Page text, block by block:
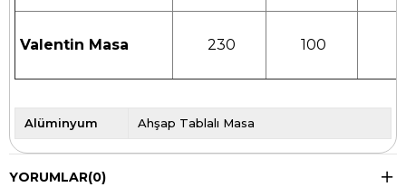
Valentin Masa 230 100
Alüminyum Ahşap Tablalı Masa
YORUMLAR(0)